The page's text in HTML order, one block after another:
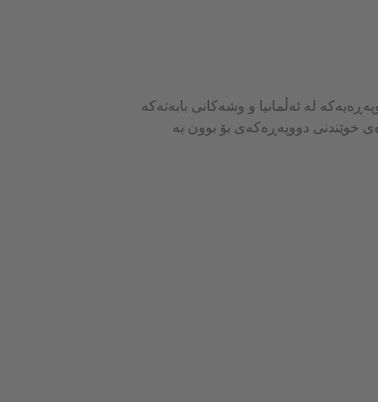
لە ئەڵمانیا و وشەکانی بابەتەکە
خوێندنی دووپەڕەکەی بۆ بوون بە